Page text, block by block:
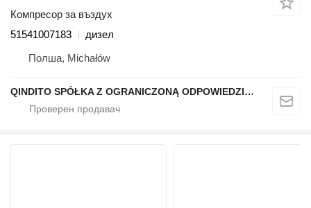
Компресор за въздух
51541007183
дизел
Полша, Michałów
QINDITO SPÓŁKA Z OGRANICZONĄ ODPOWIEDZIALNOŚCIĄ